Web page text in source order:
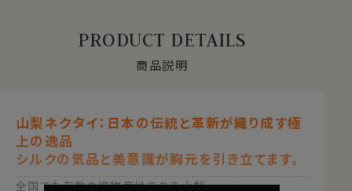
PRODUCT DETAILS
商品説明
山梨ネクタイ：日本の伝統と革新が織り成す極
上の逸品
シルクの気品と美意識が胸元を引き立てます。
全国でも有数の織物産地である山梨。